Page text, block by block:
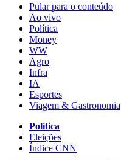
Pular para o conteúdo
Ao vivo
Política
Money
WW
Agro
Infra
IA
Esportes
Viagem & Gastronomia
Política
Eleições
Índice CNN